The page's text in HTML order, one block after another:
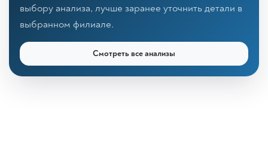
выбору анализа, лучше заранее уточнить детали в
выбранном филиале.
Смотреть все анализы